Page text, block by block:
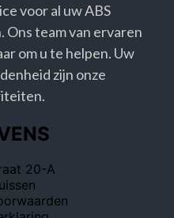
voor al uw ABS
team van ervaren
om u te helpen. Uw
zijn onze
20-A